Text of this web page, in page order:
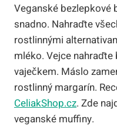
Veganské bezlepkové
snadno. Nahraďte
rostlinnými
mléko. Vejce
vaječkem. Máslo
rostlinný margarín.
CeliakShop.cz. Zde
veganské muffiny.